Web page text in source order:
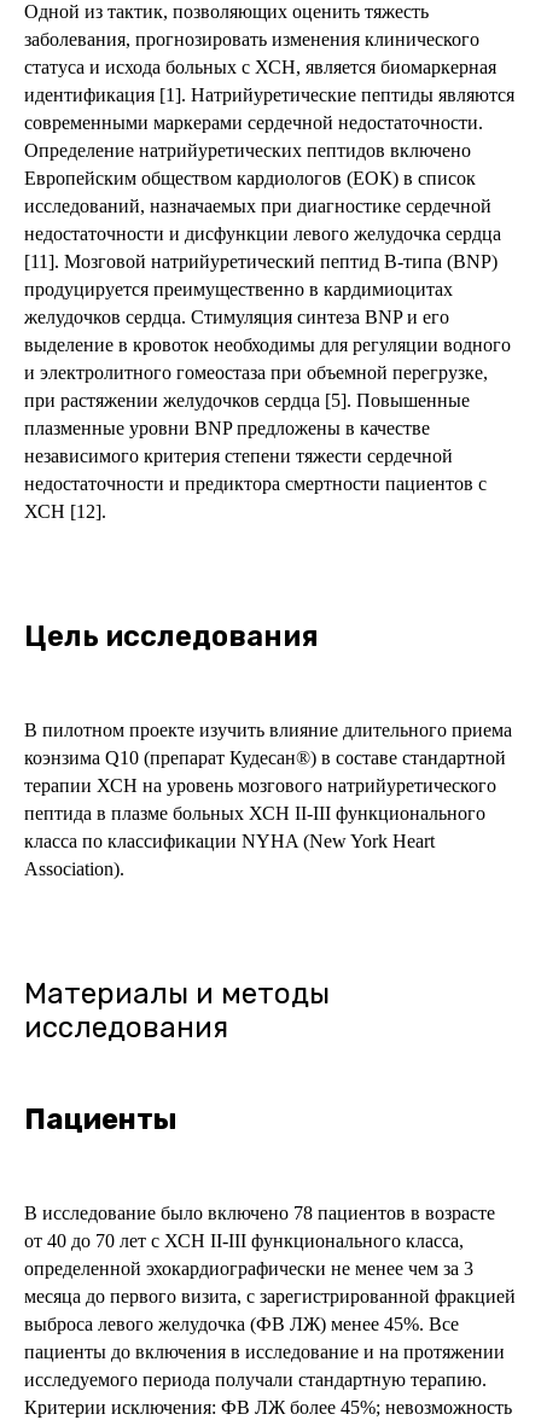
Одной из тактик, позволяющих оценить тяжесть
заболевания, прогнозировать изменения клинического
статуса и исхода больных с ХСН, является биомаркерная
идентификация [1]. Натрийуретические пептиды являются
современными маркерами сердечной недостаточности.
Определение натрийуретических пептидов включено
Европейским обществом кардиологов (ЕОК) в список
исследований, назначаемых при диагностике сердечной
недостаточности и дисфункции левого желудочка сердца
[11]. Мозговой натрийуретический пептид В-типа (BNP)
продуцируется преимущественно в кардимиоцитах
желудочков сердца. Стимуляция синтеза BNP и его
выделение в кровоток необходимы для регуляции водного
и электролитного гомеостаза при объемной перегрузке,
при растяжении желудочков сердца [5]. Повышенные
плазменные уровни BNP предложены в качестве
независимого критерия степени тяжести сердечной
недостаточности и предиктора смертности пациентов с
ХСН [12].
Цель исследования
В пилотном проекте изучить влияние длительного приема
коэнзима Q10 (препарат Кудесан®) в составе стандартной
терапии ХСН на уровень мозгового натрийуретического
пептида в плазме больных ХСН II-III функционального
класса по классификации NYHA (New York Heart
Association).
Материалы и методы
исследования
Пациенты
В исследование было включено 78 пациентов в возрасте
от 40 до 70 лет с ХСН II-III функционального класса,
определенной эхокардиографически не менее чем за 3
месяца до первого визита, c зарегистрированной фракцией
выброса левого желудочка (ФВ ЛЖ) менее 45%. Все
пациенты до включения в исследование и на протяжении
исследуемого периода получали стандартную терапию.
Критерии исключения: ФВ ЛЖ более 45%; невозможность